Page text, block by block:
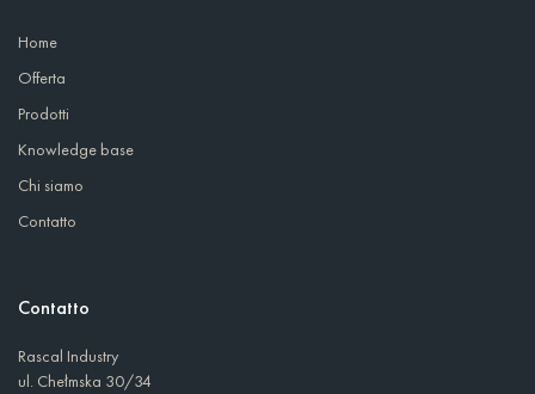
Home
Offerta
Prodotti
Knowledge base
Chi siamo
Contatto
Contatto
Rascal Industry
ul. Chełmska 30/34